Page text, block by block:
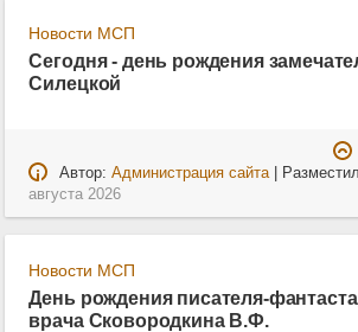
Новости МСП
Сегодня - день рождения
Силецкой
Автор: Администрация сайта|
августа 2026
Новости МСП
День рождения писателя-
врача Сковородкина В.Ф.